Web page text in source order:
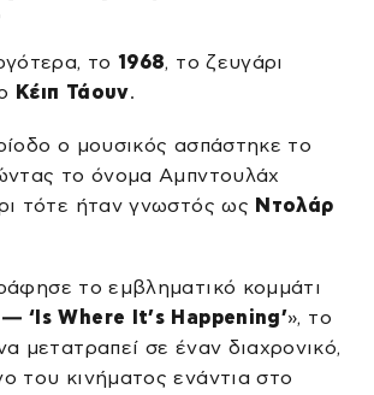
το 1968, το ζευγάρι
Κέιπ Τάουν.
ο μουσικός ασπάστηκε το
το όνομα Αμπντουλάχ
τότε ήταν γνωστός ως Ντολάρ
το εμβληματικό κομμάτι
‘Is Where It’s Happening’», το
μετατραπεί σε έναν διαχρονικό,
του κινήματος ενάντια στο